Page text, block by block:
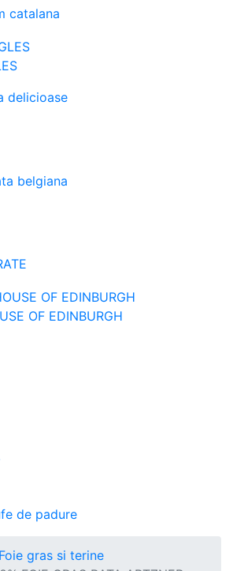
catalana
delicioase
belgiana
OF EDINBURGH
de padure
Foie gras si terine